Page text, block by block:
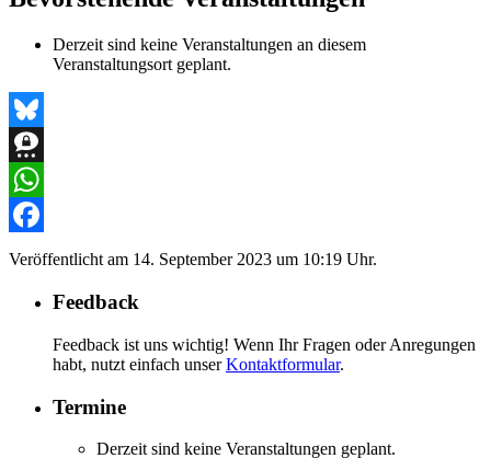
Derzeit sind keine Veranstaltungen an diesem
Veranstaltungsort geplant.
Bluesky
Threema
WhatsApp
Facebook
Veröffentlicht am 14. September 2023 um 10:19 Uhr.
Feedback
Feedback ist uns wichtig! Wenn Ihr Fragen oder Anregungen
habt, nutzt einfach unserKontaktformular.
Termine
Derzeit sind keine Veranstaltungen geplant.